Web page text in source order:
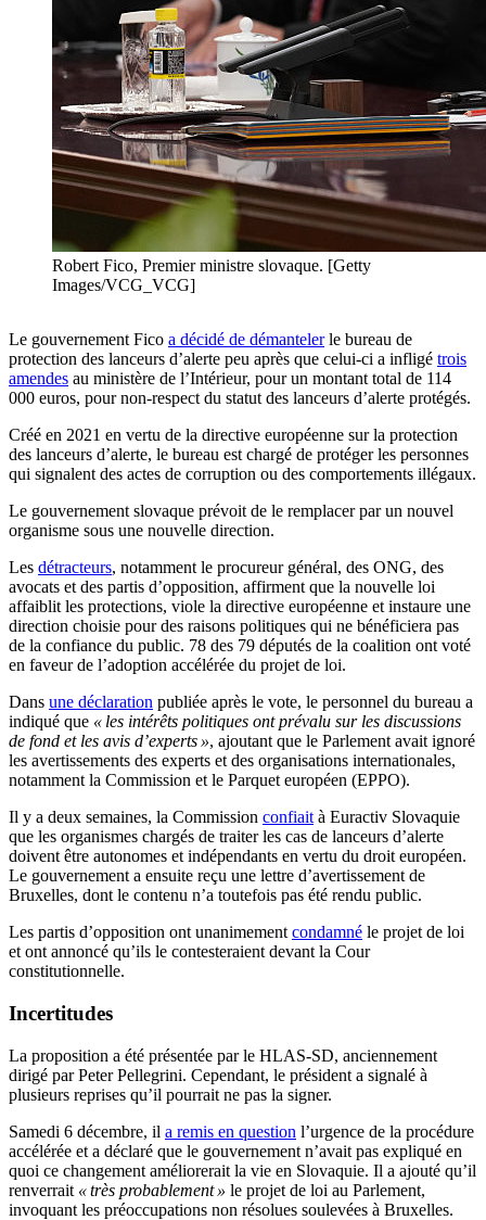
Robert Fico, Premier ministre slovaque. [Getty
Images/VCG_VCG]
Le gouvernement Fico a décidé de démantelerle bureau de
protection des lanceurs d’alerte peu après que celui-ci a infligé trois
amendes au ministère de l’Intérieur, pour un montant total de 114
000 euros, pour non-respect du statut des lanceurs d’alerte protégés.
Créé en 2021 en vertu de la directive européenne sur la protection
des lanceurs d’alerte, le bureau est chargé de protéger les personnes
qui signalent des actes de corruption ou des comportements illégaux.
Le gouvernement slovaque prévoit de le remplacer par un nouvel
organisme sous une nouvelle direction.
Les détracteurs, notamment le procureur général, des ONG, des
avocats et des partis d’opposition, affirment que la nouvelle loi
affaiblit les protections, viole la directive européenne et instaure une
direction choisie pour des raisons politiques qui ne bénéficiera pas
de la confiance du public. 78 des 79 députés de la coalition ont voté
en faveur de l’adoption accélérée du projet de loi.
Dans une déclaration publiée après le vote, le personnel du bureau a
indiqué que « les intérêts politiques ont prévalu sur les discussions
de fond et les avis d’experts », ajoutant que le Parlement avait ignoré
les avertissements des experts et des organisations internationales,
notamment la Commission et le Parquet européen (EPPO).
Il y a deux semaines, la Commission confiait à Euractiv Slovaquie
que les organismes chargés de traiter les cas de lanceurs d’alerte
doivent être autonomes et indépendants en vertu du droit européen.
Le gouvernement a ensuite reçu une lettre d’avertissement de
Bruxelles, dont le contenu n’a toutefois pas été rendu public.
Les partis d’opposition ont unanimement condamné le projet de loi
et ont annoncé qu’ils le contesteraient devant la Cour
constitutionnelle.
Incertitudes
La proposition a été présentée par le HLAS-SD, anciennement
dirigé par Peter Pellegrini. Cependant, le président a signalé à
plusieurs reprises qu’il pourrait ne pas la signer.
Samedi 6 décembre, il a remis en question l’urgence de la procédure
accélérée et a déclaré que le gouvernement n’avait pas expliqué en
quoi ce changement améliorerait la vie en Slovaquie. Il a ajouté qu’il
renverrait « très probablement » le projet de loi au Parlement,
invoquant les préoccupations non résolues soulevées à Bruxelles.